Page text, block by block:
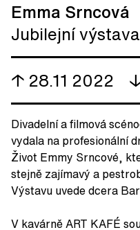
Emma Srncová
Jubilejní
↑ 28.11 2022
Divadelní a filmová
vydala na profesionální
Život Emmy Srncové,
stejně zajímavý a
Výstavu uvede dcera
V kavárně ART KAFÉ